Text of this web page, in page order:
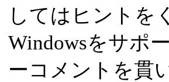
してはヒントを
Windowsをサポ
ーコメントを貫